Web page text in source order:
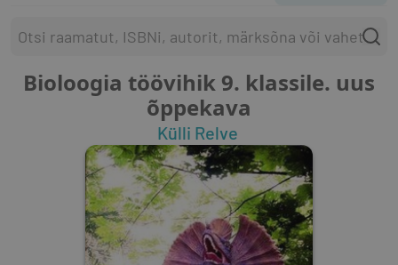
Bioloogia töövihik 9. klassile. uus
õppekava
Külli Relve